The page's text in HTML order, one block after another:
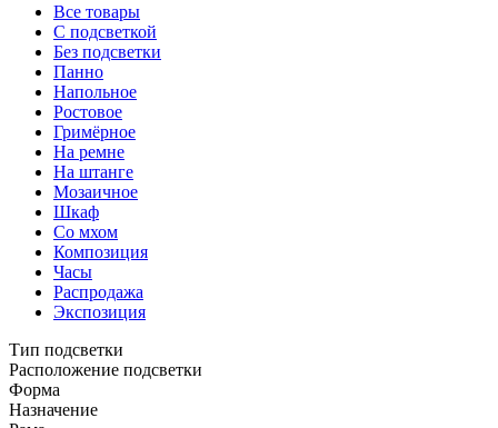
Все товары
С подсветкой
Без подсветки
Панно
Напольное
Ростовое
Гримёрное
На ремне
На штанге
Мозаичное
Шкаф
Со мхом
Композиция
Часы
Распродажа
Экспозиция
Тип подсветки
Расположение подсветки
Форма
Назначение